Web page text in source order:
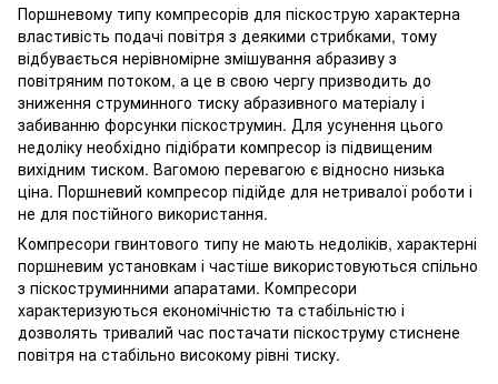
Поршневому типу компресорів для піскострую характерна
властивість подачі повітря з деякими стрибками, тому
відбувається нерівномірне змішування абразиву з
повітряним потоком, а це в свою чергу призводить до
зниження струминного тиску абразивного матеріалу і
забиванню форсунки піскострумин. Для усунення цього
недоліку необхідно підібрати компресор із підвищеним
вихідним тиском. Вагомою перевагою є відносно низька
ціна. Поршневий компресор підійде для нетривалої роботи і
не для постійного використання.
Компресори гвинтового типу не мають недоліків, характерні
поршневим установкам і частіше використовуються спільно
з піскоструминними апаратами. Компресори
характеризуються економічністю та стабільністю і
дозволять тривалий час постачати піскоструму стиснене
повітря на стабільно високому рівні тиску.